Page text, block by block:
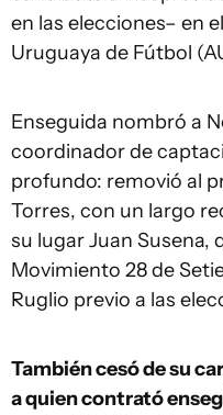
en las elecciones– en
Uruguaya de Fútbol
Enseguida nombró a
coordinador de
profundo: removió al
Torres, con un largo
su lugar Juan Susena,
Movimiento 28 de
Ruglio previo a las
También cesó de su
a quien contrató